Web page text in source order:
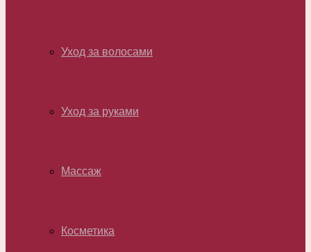
Уход за волосами
Уход за руками
Массаж
Косметика